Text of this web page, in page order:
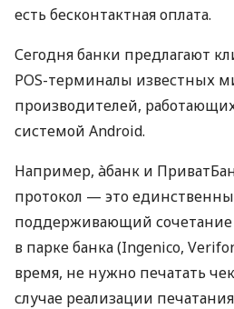
есть бесконтактная оплата.
Сегодня банки предлагают
POS-терминалы известных
производителей,
системой Android.
Например, àбанк и
протокол — это
поддерживающий
в парке банка (Ingenico,
время, не нужно печатать
случае реализации